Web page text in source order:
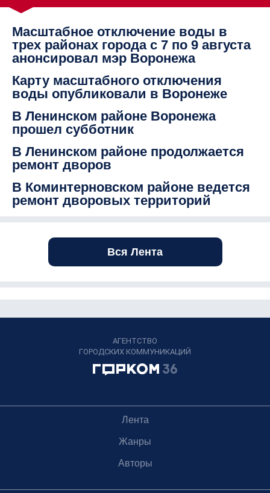
Масштабное отключение воды в
трех районах города с 7 по 9 августа
анонсировал мэр Воронежа
Карту масштабного отключения
воды опубликовали в Воронеже
В Ленинском районе Воронежа
прошел субботник
В Ленинском районе продолжается
ремонт дворов
В Коминтерновском районе ведется
ремонт дворовых территорий
Вся Лента
АГЕНТСТВО
ГОРОДСКИХ КОММУНИКАЦИЙ
Лента
Жанры
Авторы